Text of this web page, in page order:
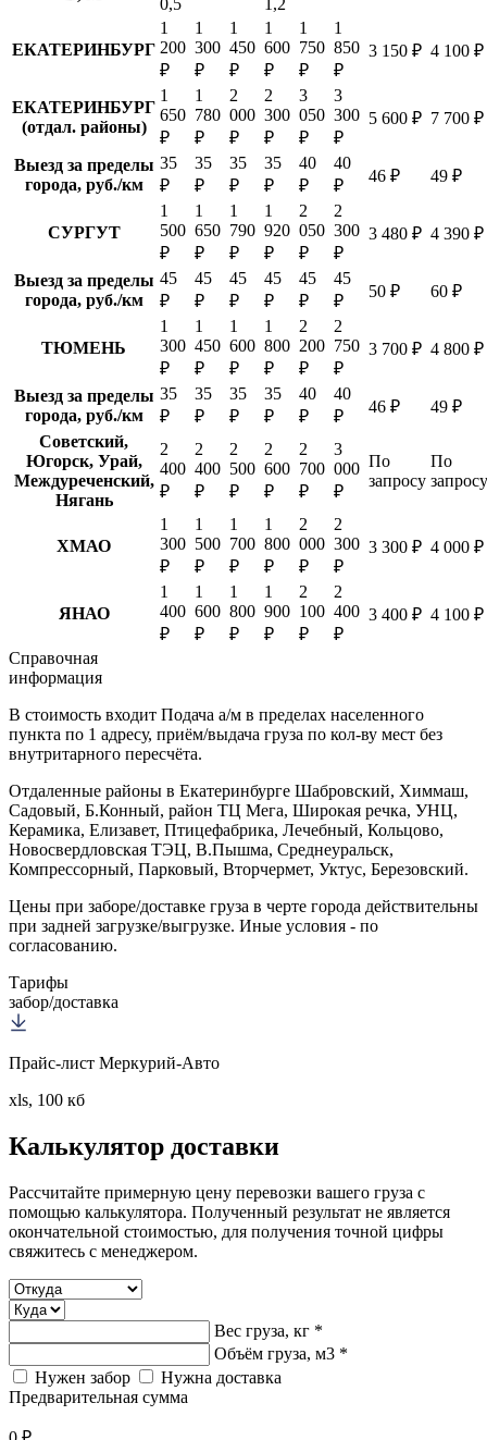
0,5
1,2
ЕКАТЕРИНБУРГ
1
200
₽
1
300
₽
1
450
₽
1
600
₽
1
750
₽
1
850
₽
3 150 ₽ 4 100 ₽
ЕКАТЕРИНБУРГ
(отдал. районы)
1
650
₽
1
780
₽
2
000
₽
2
300
₽
3
050
₽
3
300
₽
5 600 ₽ 7 700 ₽
Выезд за пределы
города, руб./км
35
₽
35
₽
35
₽
35
₽
40
₽
40
₽
46 ₽ 49 ₽
СУРГУТ
1
500
₽
1
650
₽
1
790
₽
1
920
₽
2
050
₽
2
300
₽
3 480 ₽ 4 390 ₽
Выезд за пределы
города, руб./км
45
₽
45
₽
45
₽
45
₽
45
₽
45
₽
50 ₽ 60 ₽
ТЮМЕНЬ
1
300
₽
1
450
₽
1
600
₽
1
800
₽
2
200
₽
2
750
₽
3 700 ₽ 4 800 ₽
Выезд за пределы
города, руб./км
35
₽
35
₽
35
₽
35
₽
40
₽
40
₽
46 ₽
49 ₽
Советский,
Югорск, Урай,
Междуреченский,
Нягань
2
400
₽
2
400
₽
2
500
₽
2
600
₽
2
700
₽
3
000
₽
По
запросу
По
запросу
ХМАО
1
300
₽
1
500
₽
1
700
₽
1
800
₽
2
000
₽
2
300
₽
3 300 ₽ 4 000 ₽
ЯНАО
1
400
₽
1
600
₽
1
800
₽
1
900
₽
2
100
₽
2
400
₽
3 400 ₽ 4 100 ₽
Справочная
информация
В стоимость входит Подача а/м в пределах населенного
пункта по 1 адресу, приём/выдача груза по кол-ву мест без
внутритарного пересчёта.
Отдаленные районы в Екатеринбурге Шабровский, Химмаш,
Садовый, Б.Конный, район ТЦ Мега, Широкая речка, УНЦ,
Керамика, Елизавет, Птицефабрика, Лечебный, Кольцово,
Новосвердловская ТЭЦ, В.Пышма, Среднеуральск,
Компрессорный, Парковый, Вторчермет, Уктус, Березовский.
Цены при заборе/доставке груза в черте города действительны
при задней загрузке/выгрузке. Иные условия - по
согласованию.
Тарифы
забор/доставка
Прайс-лист Меркурий-Авто
xls, 100 кб
Калькулятор доставки
Рассчитайте примерную цену перевозки вашего груза с
помощью калькулятора. Полученный результат не является
окончательной стоимостью, для получения точной цифры
свяжитесь с менеджером.
Вес груза, кг *
Объём груза, м3 *
Нужен забор
Нужна доставка
Предварительная сумма